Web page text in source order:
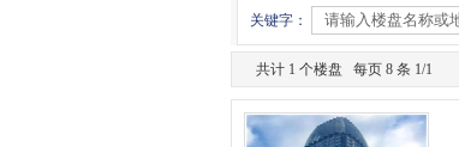
关键字：
共计 1 个楼盘 每页 8 条 1/1